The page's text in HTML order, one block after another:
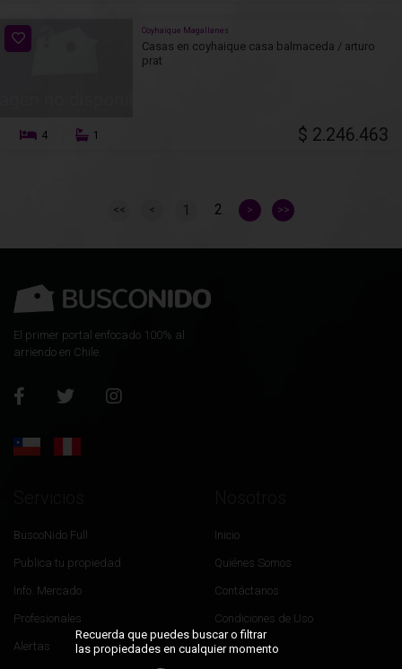
Coyhaique Magallanes
Casas en coyhaique casa balmaceda / arturo
prat
4 1 $ 2.246.463
<< < 1 2 > >>
El primer portal enfocado 100% al
arriendo en Chile.
BuscoNido Full
Publica tu propiedad
Info. Mercado
Profesionales
Alertas
Inicio
Quiénes Somos
Contáctanos
Condiciones de Uso
Recuerda que puedes buscar o filtrar
las propiedades en cualquier momento